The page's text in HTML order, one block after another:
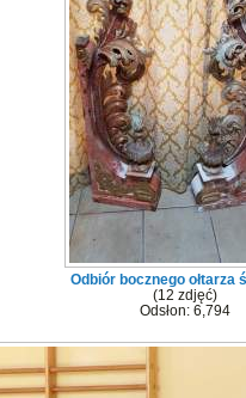
Odbiór bocznego ołtarza
(12 zdjęć)
Odsłon: 6,794